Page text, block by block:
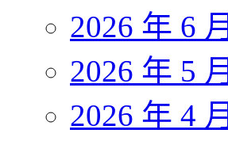
2026 年 6 月
2026 年 5 月
2026 年 4 月